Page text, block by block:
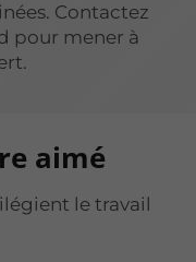
Contactez
pour mener à
aimé
le travail